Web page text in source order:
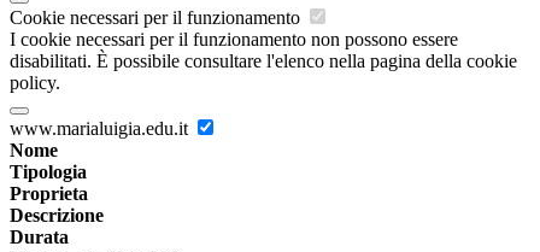
Cookie necessari per il funzionamento
I cookie necessari per il funzionamento non possono essere
disabilitati. È possibile consultare l'elenco nella pagina della cookie
policy.
www.marialuigia.edu.it
Nome
Tipologia
Proprieta
Descrizione
Durata